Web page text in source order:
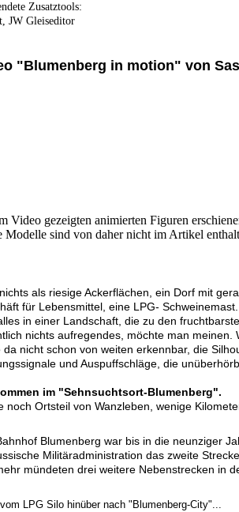
Zusatztools:
JW Gleiseditor
"Blumenberg in motion" von
Video gezeigten animierten Figuren
Modelle sind von daher nicht im Artikel
als riesige Ackerflächen, ein Dorf mit
für Lebensmittel, eine LPG- Schweinemast.
in einer Landschaft, die zu den
nichts aufregendes, möchte man
da nicht schon von weiten erkennbar, die
und Auspuffschläge, die
im "Sehnsuchtsort-Blumenberg".
noch Ortsteil von Wanzleben, wenige
Blumenberg war bis in die neunziger
Militäradministration das zweite
mündeten drei weitere Nebenstrecken in
LPG Silo hinüber nach "Blumenberg-City"...